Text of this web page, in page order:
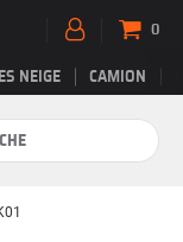
NEIGE CAMION
0